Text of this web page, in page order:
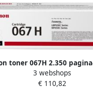
toner 067H 2.350
OEM 5103C002 geel
3 webshops
€ 110,82